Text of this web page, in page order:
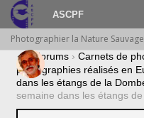
ASCPF
Photographier la Nature Sauvage
› Forums › Carnets de
photographies réalisés en
dans les étangs de la
semaine dans les étangs